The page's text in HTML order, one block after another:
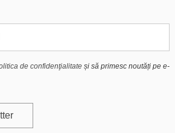
de confidenţialitate și să primesc noutăți pe e-